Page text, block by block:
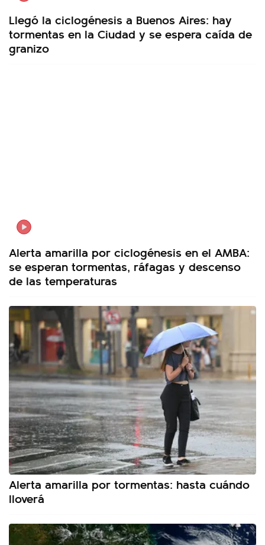
Llegó la ciclogénesis a Buenos Aires: hay
tormentas en la Ciudad y se espera caída de
granizo
Alerta amarilla por ciclogénesis en el AMBA:
se esperan tormentas, ráfagas y descenso
de las temperaturas
Alerta amarilla por tormentas: hasta cuándo
lloverá